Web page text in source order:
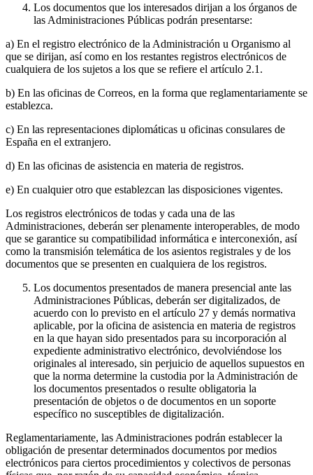
Los documentos que los interesados dirijan a los órganos de
las Administraciones Públicas podrán presentarse:
a) En el registro electrónico de la Administración u Organismo al
que se dirijan, así como en los restantes registros electrónicos de
cualquiera de los sujetos a los que se refiere el artículo 2.1.
b) En las oficinas de Correos, en la forma que reglamentariamente se
establezca.
c) En las representaciones diplomáticas u oficinas consulares de
España en el extranjero.
d) En las oficinas de asistencia en materia de registros.
e) En cualquier otro que establezcan las disposiciones vigentes.
Los registros electrónicos de todas y cada una de las
Administraciones, deberán ser plenamente interoperables, de modo
que se garantice su compatibilidad informática e interconexión, así
como la transmisión telemática de los asientos registrales y de los
documentos que se presenten en cualquiera de los registros.
Los documentos presentados de manera presencial ante las
Administraciones Públicas, deberán ser digitalizados, de
acuerdo con lo previsto en el artículo 27 y demás normativa
aplicable, por la oficina de asistencia en materia de registros
en la que hayan sido presentados para su incorporación al
expediente administrativo electrónico, devolviéndose los
originales al interesado, sin perjuicio de aquellos supuestos en
que la norma determine la custodia por la Administración de
los documentos presentados o resulte obligatoria la
presentación de objetos o de documentos en un soporte
específico no susceptibles de digitalización.
Reglamentariamente, las Administraciones podrán establecer la
obligación de presentar determinados documentos por medios
electrónicos para ciertos procedimientos y colectivos de personas